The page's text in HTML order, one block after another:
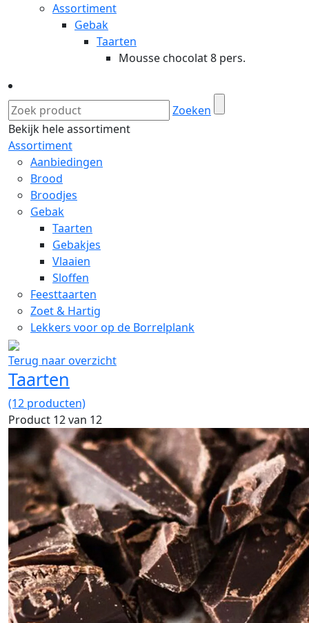
Assortiment
Gebak
Taarten
Mousse chocolat 8 pers.
Zoeken
Bekijk hele assortiment
Assortiment
Aanbiedingen
Brood
Broodjes
Gebak
Taarten
Gebakjes
Vlaaien
Sloffen
Feesttaarten
Zoet & Hartig
Lekkers voor op de Borrelplank
Terug naar overzicht
Taarten
(12 producten)
Product 12 van 12